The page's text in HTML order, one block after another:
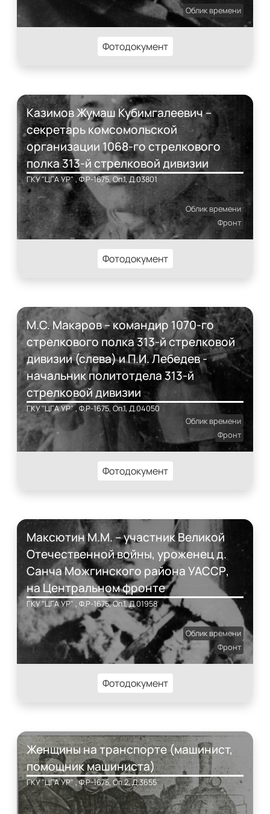
Облик времени
Фотодокумент
Казимов Жумаш Кубимгалеевич –
секретарь комсомольской
организации 1068-го стрелкового
полка 313-й стрелковой дивизии
ГКУ "ЦГА УР" , Ф.Р-1675, Оп.1, Д.03801
Облик времени
Фронт
Фотодокумент
М.С. Макаров – командир 1070-го
стрелкового полка 313-й стрелковой
дивизии (слева) и П.И. Лебедев -
начальник политотдела 313-й
стрелковой дивизии
ГКУ "ЦГА УР" , Ф.Р-1675, Оп.1, Д.04050
Облик времени
Фронт
Фотодокумент
Максютин М.М. – участник Великой
Отечественной войны, уроженец д.
Санча Можгинского района УАССР,
на Центральном фронте
ГКУ "ЦГА УР" , Ф.Р-1675, Оп.1, Д.01958
Облик времени
Фронт
Фотодокумент
Женщины на транспорте (машинист,
помощник машиниста)
ГКУ "ЦГА УР" , Ф.Р-1675, Оп.2, Д.3655